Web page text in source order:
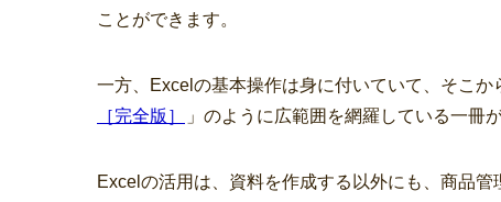
ことができます。
一方、Excelの基本操作は身に付いていて、そこか
［完全版］
」のように広範囲を網羅している一冊
Excelの活用は、資料を作成する以外にも、商品